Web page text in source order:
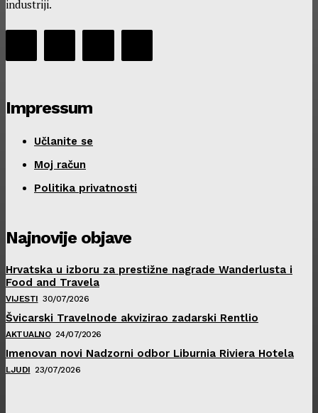
industriji.
Impressum
Učlanite se
Moj račun
Politika privatnosti
Najnovije objave
Hrvatska u izboru za prestižne nagrade Wanderlusta i
Food and Travela
VIJESTI 30/07/2026
Švicarski Travelnode akvizirao zadarski Rentlio
AKTUALNO 24/07/2026
Imenovan novi Nadzorni odbor Liburnia Riviera Hotela
LJUDI 23/07/2026